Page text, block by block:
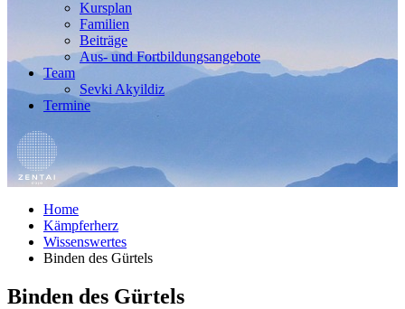
Kursplan
Familien
Beiträge
Aus- und Fortbildungsangebote
Team
Sevki Akyildiz
Termine
Home
Kämpferherz
Wissenswertes
Binden des Gürtels
Binden des Gürtels